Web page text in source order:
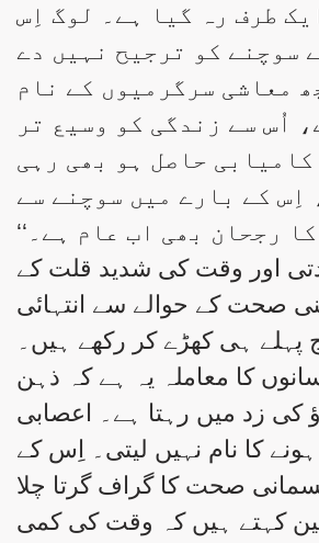
طرف رہ گیا ہے۔ لوگ اِس
سوچنے کو ترجیح نہیں دے
معاشی سرگرمیوں کے نام
اُس سے زندگی کو وسیع تر
کامیابی حاصل ہو بھی رہی
اِس کے بارے میں سوچنے سے
رجحان بھی اب عام ہے۔‘‘
اور وقت کی شدید قلت کے
صحت کے حوالے سے انتہائی
پہلے ہی کھڑے کر رکھے ہیں۔
کا معاملہ یہ ہے کہ ذہن
کی زد میں رہتا ہے۔ اعصابی
کا نام نہیں لیتی۔ اِس کے
صحت کا گراف گرتا چلا
کہتے ہیں کہ وقت کی کمی